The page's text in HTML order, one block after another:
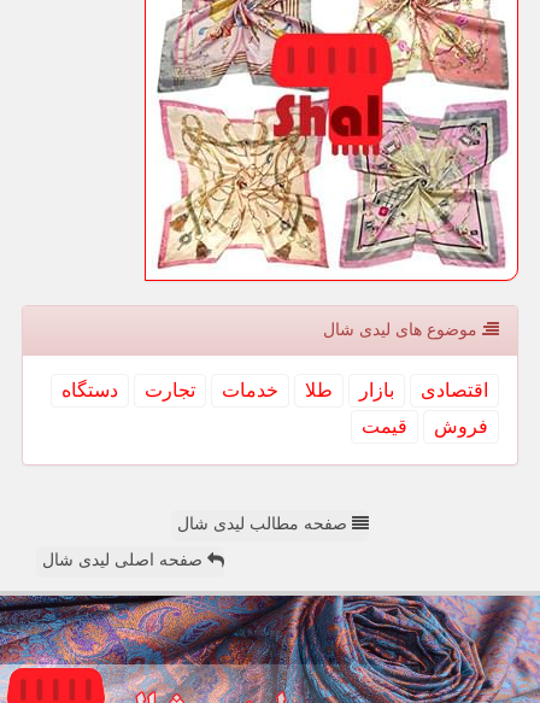
موضوع های لیدی شال
اقتصادی بازار طلا خدمات تجارت
دستگاه
فروش
قیمت
صفحه مطالب لیدی شال
صفحه اصلی لیدی شال